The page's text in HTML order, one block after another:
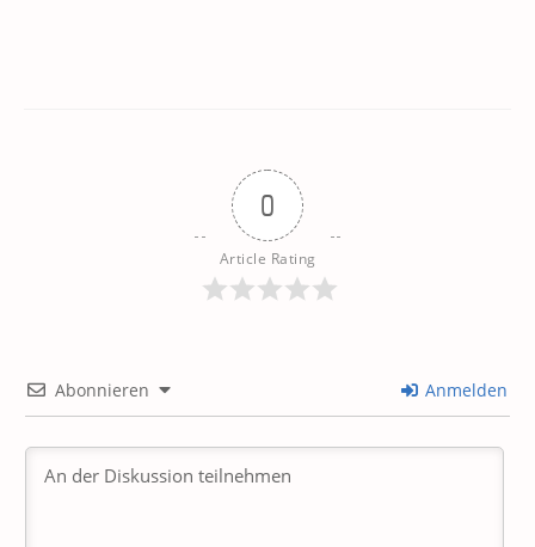
0
Article Rating
Abonnieren Anmelden